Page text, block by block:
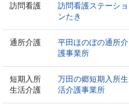
訪問看護
訪問看護ステーショ
ンたき
通所介護
平田ほのぼの通所介
護事業所
短期入所
生活介護
万田の郷短期入所生
活介護事業所